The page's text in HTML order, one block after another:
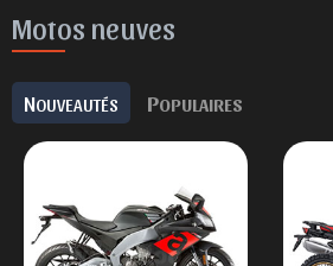
Motos neuves
NOUVEAUTÉS POPULAIRES